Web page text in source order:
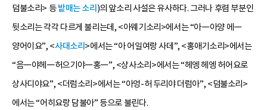
덤불소리> 등밭매는 소리 )의 앞소리 사설은 유사하다. 그러나 후렴 부분인
뒷소리는 각각 다르게 불리는데, <아웨기소리>에서는 “아―아양 에―
양어이요”, <사대소리 >에서는 “아 어일여랑 사데”, <홍애기소리>에서는
“음―야헤―허으기야―홍―”, <상사소리>에서는 “헤엥 헤엥 허어요로
상사디야요”, <더럼소리>에서는 “아엉-허 두리야 더럼아”, <덤불소리>
에서는 “어히요랑 담불아” 등으로 불린다.